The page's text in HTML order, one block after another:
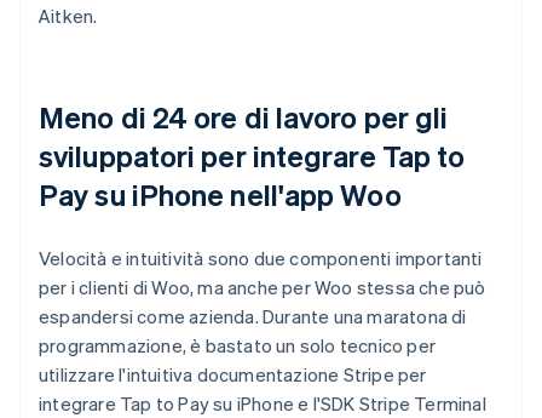
Aitken.
Meno di 24 ore di lavoro per gli
sviluppatori per integrare Tap to
Pay su iPhone nell'app Woo
Velocità e intuitività sono due componenti importanti
per i clienti di Woo, ma anche per Woo stessa che può
espandersi come azienda. Durante una maratona di
programmazione, è bastato un solo tecnico per
utilizzare l'intuitiva documentazione Stripe per
integrare Tap to Pay su iPhone e l'SDK Stripe Terminal